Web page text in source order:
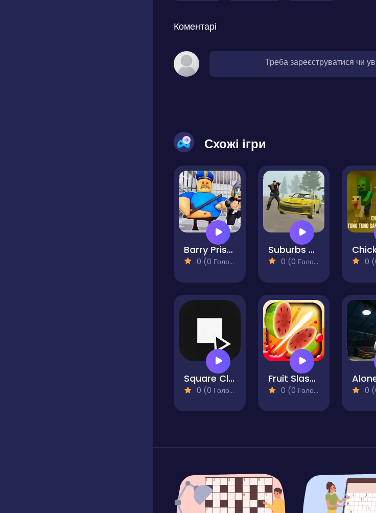
Коментарі
Треба зареєструватися чи
Схожі ігри
Barry Prison: Hide And Seek
0 (0 Голосів)
Suburbs Zombie Driving
0 (0 Голосів) 0 (0
Square Clicker
0 (0 Голосів)
Fruit Slasher
0 (0 Голосів) 0 (0